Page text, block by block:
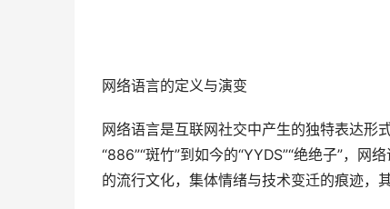
网络语言的定义与演变
网络语言是互联网社交中产生的独特表达形
“886”“斑竹”到如今的“YYDS”“绝绝子”，
的流行文化，集体情绪与技术变迁的痕迹，